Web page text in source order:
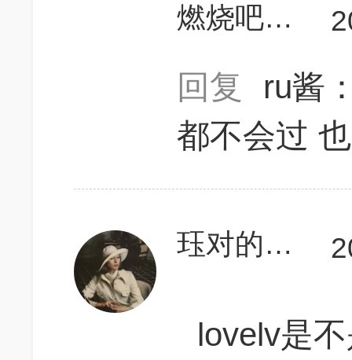
燃烧吧飞鸟
回复
ru酱
都不会过
珏对的信仰
lovelv是